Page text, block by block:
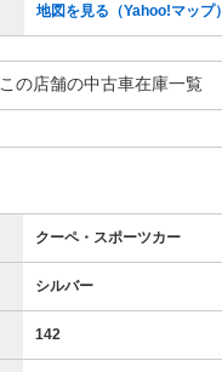
地図を見る（Yahoo!マップ）
この店舗の中古車在庫一覧
クーペ・スポーツカー
シルバー
142